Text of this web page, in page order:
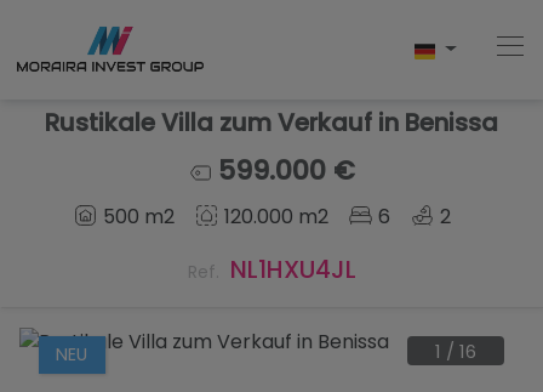
Home
Verkaufen
Rustikale Villa zum Verkauf in Benissa
599.000 €
500 m2 120.000 m2 6 2
Ref. NL1HXU4JL
NEU 1 / 16